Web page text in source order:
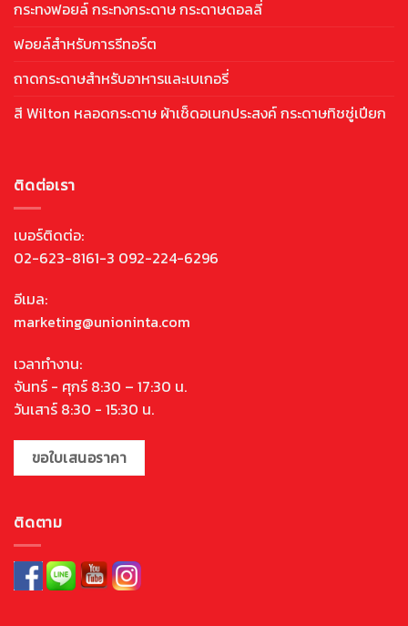
กระทงฟอยล์ กระทงกระดาษ กระดาษดอลลี่
ฟอยล์สำหรับการรีทอร์ต
ถาดกระดาษสำหรับอาหารและเบเกอรี่
สี Wilton หลอดกระดาษ ผ้าเช็ดอเนกประสงค์ กระดาษทิชชู่เปียก
ติดต่อเรา
เบอร์ติดต่อ:
02-623-8161-3 092-224-6296
อีเมล:
marketing@unioninta.com
เวลาทำงาน:
จันทร์ - ศุกร์ 8:30 – 17:30 น.
วันเสาร์ 8:30 - 15:30 น.
ขอใบเสนอราคา
ติดตาม